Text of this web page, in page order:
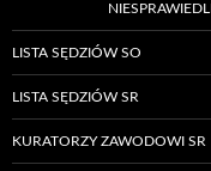
LISTA SĘDZIÓW SO
LISTA SĘDZIÓW SR
KURATORZY ZAWODOWI SR